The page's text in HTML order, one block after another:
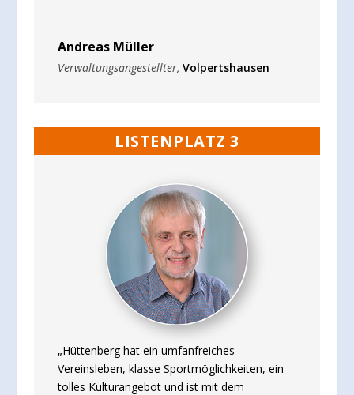
Andreas Müller
Verwaltungsangestellter, Volpertshausen
LISTENPLATZ 3
„Hüttenberg hat ein umfanfreiches
Vereinsleben, klasse Sportmöglichkeiten, ein
tolles Kulturangebot und ist mit dem